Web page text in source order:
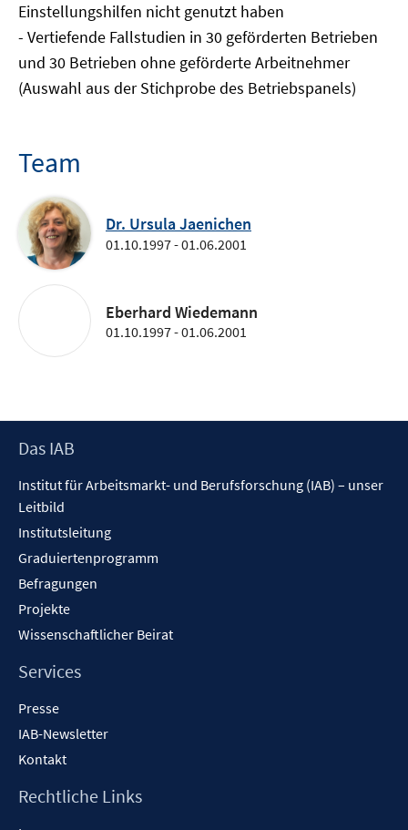
Einstellungshilfen nicht genutzt haben
- Vertiefende Fallstudien in 30 geförderten Betrieben
und 30 Betrieben ohne geförderte Arbeitnehmer
(Auswahl aus der Stichprobe des Betriebspanels)
Team
Dr. Ursula Jaenichen
01.10.1997 - 01.06.2001
Eberhard Wiedemann
01.10.1997 - 01.06.2001
Footer
Das IAB
Institut für Arbeitsmarkt- und Berufsforschung (IAB) – unser
Leitbild
Institutsleitung
Graduiertenprogramm
Befragungen
Projekte
Wissenschaftlicher Beirat
Services
Presse
IAB-Newsletter
Kontakt
Rechtliche Links